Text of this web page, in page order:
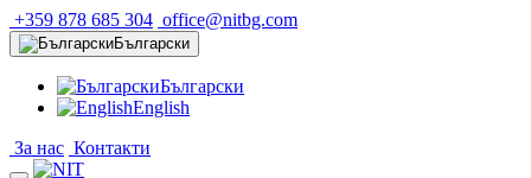
+359 878 685 304 office@nitbg.com
Български
Български
English
За нас Контакти